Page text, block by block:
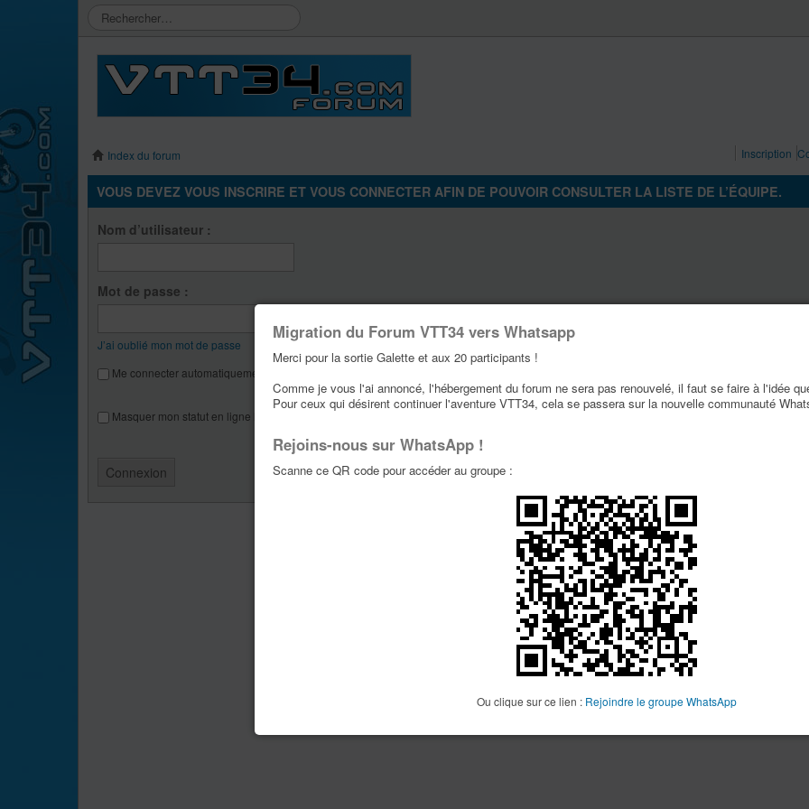
Migration du Forum VTT34 vers Whatsapp
Merci pour la sortie Galette et aux 20 participants !
Comme je vous l'ai annoncé, l'hébergement du forum ne sera pas renouvelé, il faut se faire à l'idée
Pour ceux qui désirent continuer l'aventure VTT34, cela se passera sur la nouvelle communauté
Rejoins-nous sur WhatsApp !
Scanne ce QR code pour accéder au groupe :
Ou clique sur ce lien : Rejoindre le groupe WhatsApp
Index du forum Inscription
VOUS DEVEZ VOUS INSCRIRE ET VOUS CONNECTER AFIN DE POUVOIR CONSULTER LA LISTE DE L’ÉQUIPE.
Nom d’utilisateur :
Mot de passe :
J’ai oublié mon mot de passe
Me connecter automatiquement lors de chaque visite
Masquer mon statut en ligne lors de cette session